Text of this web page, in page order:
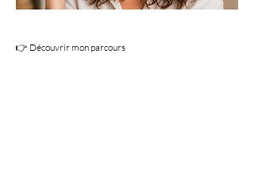
👉 Découvrir mon parcours